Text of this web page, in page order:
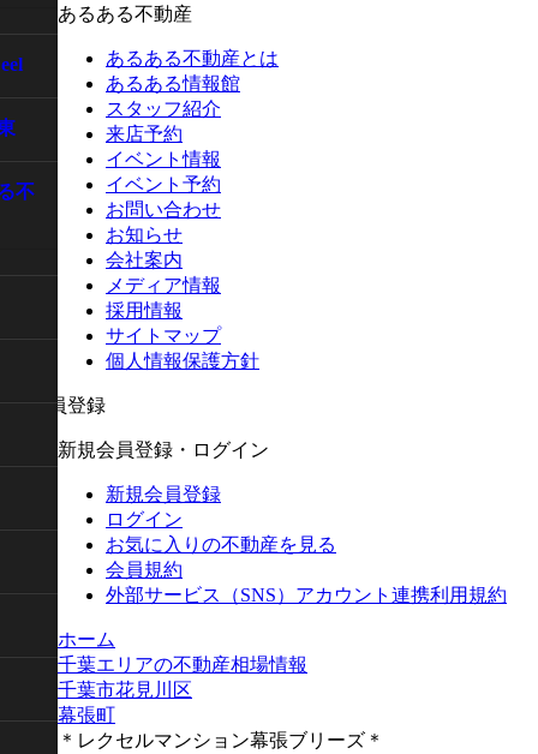
不
あるある不動産
あるある不動産とは
あるある情報館
スタッフ紹介
来店予約
イベント情報
イベント予約
お問い合わせ
お知らせ
会社案内
メディア情報
採用情報
サイトマップ
個人情報保護方針
新規会員登録・ログイン
新規会員登録
ログイン
お気に入りの不動産を見る
会員規約
外部サービス（SNS）アカウント連携利用規約
ホーム
千葉エリアの不動産相場情報
千葉市花見川区
幕張町
＊レクセルマンション幕張ブリーズ＊